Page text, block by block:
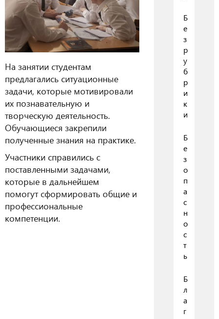
На занятии студентам
предлагались ситуационные
задачи, которые мотивировали
их познавательную и
творческую деятельность.
Обучающиеся закрепили
полученные знания на практике.
Участники справились с
поставленными задачами,
которые в дальнейшем
помогут сформировать общие и
профессиональные
компетенции.
Б
е
з
р
у
б
р
и
к
и
Б
е
з
о
п
а
с
н
о
с
т
ь
Б
л
а
г